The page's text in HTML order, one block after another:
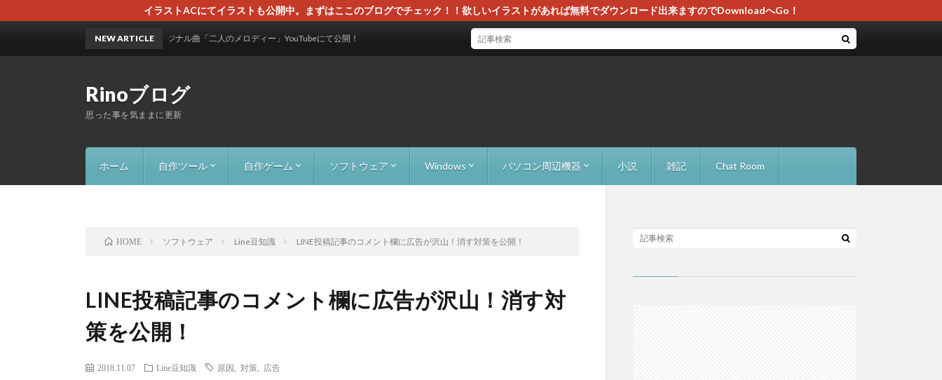
イラストACにてイラストも公開中。まずはここのブログでチェック！！欲しいイラストがあれば無料でダウンロード出来ますのでDownloadへGo！
Rinoブログ
思った事を気ままに更新
ホーム 自作ツール 自作ゲーム ソフトウェア Windows パソコン周辺機器 小説 雑記 Chat Room
NEW ARTICLE
オリジナル曲「二人のメロディー」YouTubeにて公開！
HOME ソフトウェア Line豆知識 LINE投稿記事のコメント欄に広告が沢山！消す対策を公開！
LINE投稿記事のコメント欄に広告が沢山！消す対
策を公開！
2018.11.07 Line豆知識 原因 対策 広告